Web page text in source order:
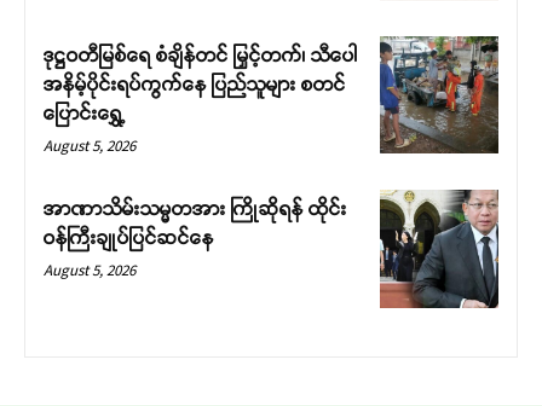
ဒုဋ္ဌဝတီမြစ်ရေ စံချိန်တင် မြှင့်တက်၊ သီပေါ
အနိမ့်ပိုင်းရပ်ကွက်နေ ပြည်သူများ စတင်
ပြောင်းရွှေ့
August 5, 2026
အာဏာသိမ်းသမ္မတအား ကြိုဆိုရန် ထိုင်း
ဝန်ကြီးချုပ်ပြင်ဆင်နေ
August 5, 2026